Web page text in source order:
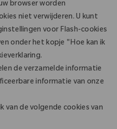
browser worden
niet verwijderen. U kunt
voor Flash-cookies
onder het kopje "Hoe kan ik
de verzamelde informatie
informatie van onze
van de volgende cookies van